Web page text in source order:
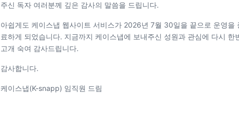
주신 독자 여러분께 깊은 감사의 말씀을 드립니다.
아쉽게도 케이스냅 웹사이트 서비스가 2026년 7월 30일을 끝으로 운영을
료하게 되었습니다. 지금까지 케이스냅에 보내주신 성원과 관심에 다시 한
고개 숙여 감사드립니다.
감사합니다.
케이스냅(K-snapp) 임직원 드림